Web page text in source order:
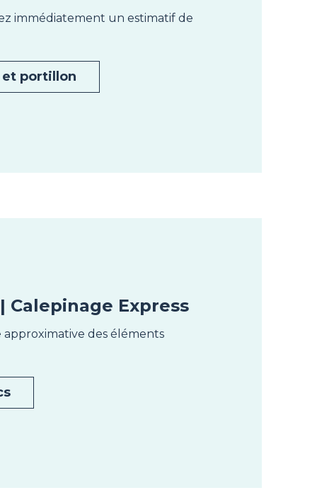
immédiatement un estimatif de
portillon
Calepinage Express
des éléments